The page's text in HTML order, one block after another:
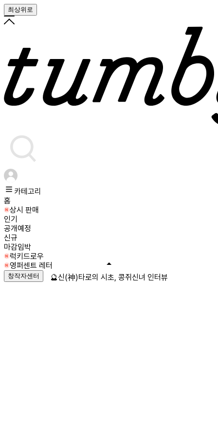
최상위로
카테고리
홈
상시 판매
인기
공개예정
신규
마감임박
럭키드로우
영퍼센트 레터
창작자센터 🔮신(神)타로의 시초, 콩쥐신녀 인터뷰